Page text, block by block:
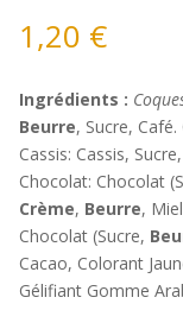
1,20 €
Ingrédients :
Beurre, Sucre, Café.
Cassis: Cassis,
Chocolat: Chocolat
Crème, Beurre,
Chocolat (Sucre,
Cacao, Colorant
Gélifiant Gomme